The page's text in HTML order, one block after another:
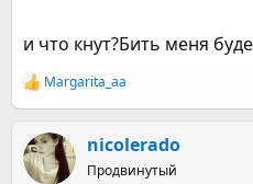
и что кнут?Бить меня
Р
е
к
ц
и
Margarita_aa
nicolerado
Продвинутый